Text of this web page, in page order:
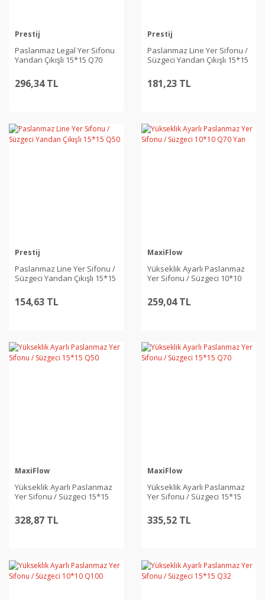
Prestij
Paslanmaz Legal Yer Sifonu
Yandan Çıkışlı 15*15 Q70
296,34 TL
Prestij
Paslanmaz Line Yer Sifonu /
Süzgeci Yandan Çıkışlı 15*15
181,23 TL
Prestij
Paslanmaz Line Yer Sifonu /
Süzgeci Yandan Çıkışlı 15*15
154,63 TL
MaxiFlow
Yükseklik Ayarlı Paslanmaz
Yer Sifonu / Süzgeci 10*10
259,04 TL
MaxiFlow
Yükseklik Ayarlı Paslanmaz
Yer Sifonu / Süzgeci 15*15
328,87 TL
MaxiFlow
Yükseklik Ayarlı Paslanmaz
Yer Sifonu / Süzgeci 15*15
335,52 TL